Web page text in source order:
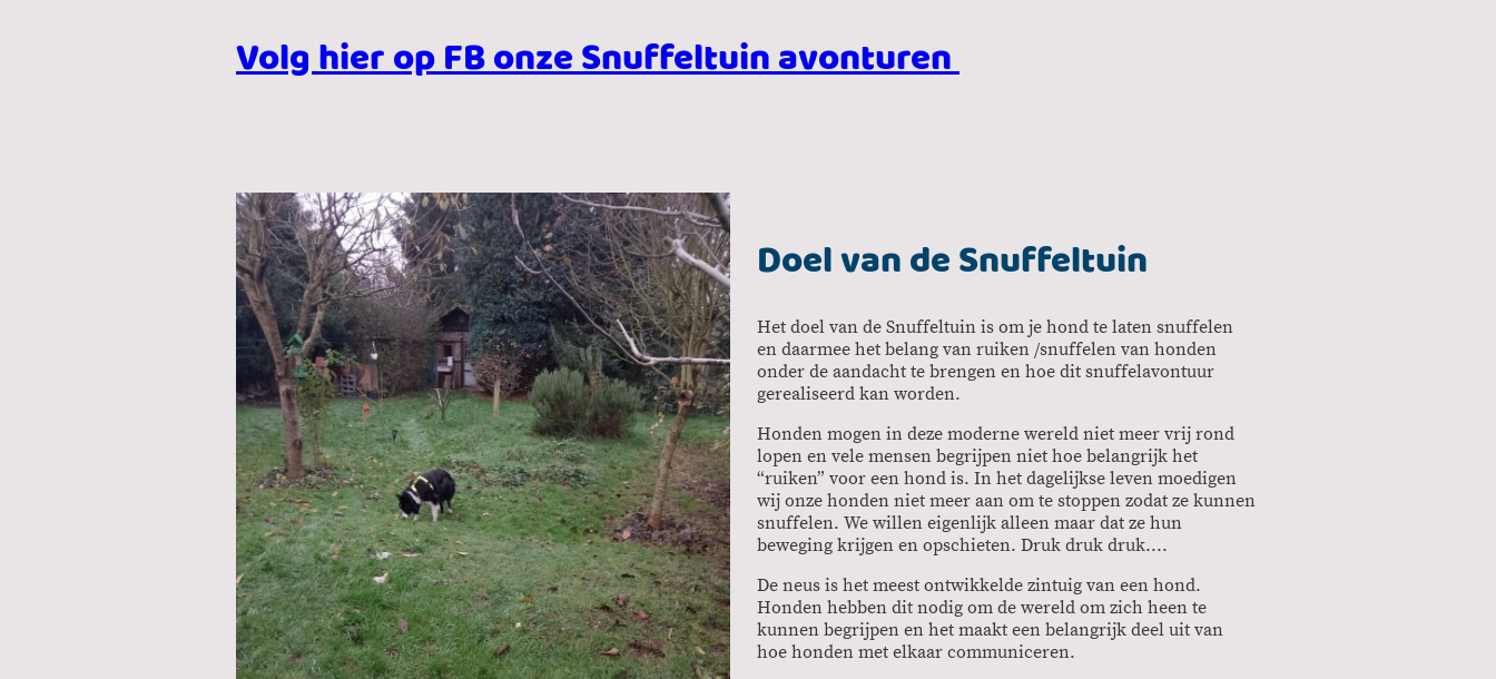
Volg hier op FB onze Snuffeltuin avonturen
Doel van de Snuffeltuin
Het doel van de Snuffeltuin is om je hond te laten snuffelen
en daarmee het belang van ruiken /snuffelen van honden
onder de aandacht te brengen en hoe dit snuffelavontuur
gerealiseerd kan worden.
Honden mogen in deze moderne wereld niet meer vrij rond
lopen en vele mensen begrijpen niet hoe belangrijk het
“ruiken” voor een hond is. In het dagelijkse leven moedigen
wij onze honden niet meer aan om te stoppen zodat ze kunnen
snuffelen. We willen eigenlijk alleen maar dat ze hun
beweging krijgen en opschieten. Druk druk druk....
De neus is het meest ontwikkelde zintuig van een hond.
Honden hebben dit nodig om de wereld om zich heen te
kunnen begrijpen en het maakt een belangrijk deel uit van
hoe honden met elkaar communiceren.